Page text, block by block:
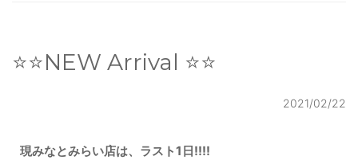
T-SHIRT : Tシャツ
OUTERS : アウター
⭐️⭐️NEW Arrival ⭐️⭐️
2021/02/22
現みなとみらい店は、ラスト1日‼️‼️